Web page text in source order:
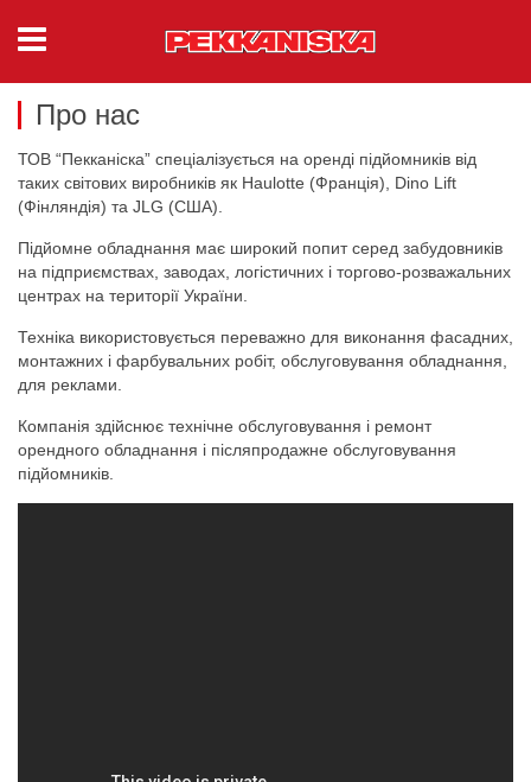
Про нас
ТОВ “Пекканіска” спеціалізується на оренді підйомників від
таких світових виробників як Haulotte (Франція), Dino Lift
(Фінляндія) та JLG (США).
Підйомне обладнання має широкий попит серед забудовників
на підприємствах, заводах, логістичних і торгово-розважальних
центрах на території України.
Техніка використовується переважно для виконання фасадних,
монтажних і фарбувальних робіт, обслуговування обладнання,
для реклами.
Компанія здійснює технічне обслуговування і ремонт
орендного обладнання і післяпродажне обслуговування
підйомників.